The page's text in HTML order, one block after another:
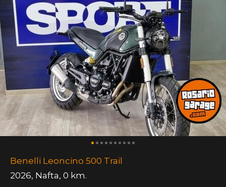
Benelli Leoncino 500 Trail
2026, Nafta, 0 km.